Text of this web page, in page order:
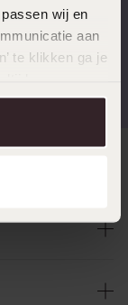
wij en
aan
te klikken ga je
.